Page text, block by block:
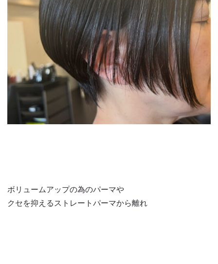
ボリュームアップの為のパーマや
クセを抑えるストレートパーマから離れ